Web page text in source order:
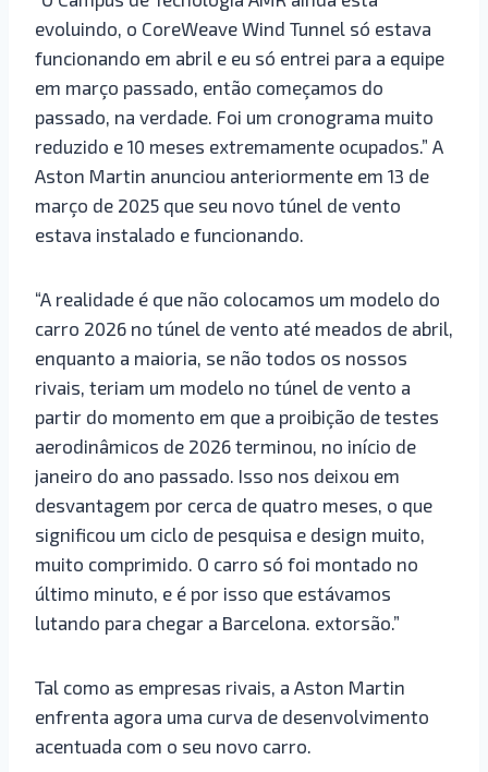
evoluindo, o CoreWeave Wind Tunnel só estava
funcionando em abril e eu só entrei para a equipe
em março passado, então começamos do
passado, na verdade. Foi um cronograma muito
reduzido e 10 meses extremamente ocupados.” A
Aston Martin anunciou anteriormente em 13 de
março de 2025 que seu novo túnel de vento
estava instalado e funcionando.
“A realidade é que não colocamos um modelo do
carro 2026 no túnel de vento até meados de abril,
enquanto a maioria, se não todos os nossos
rivais, teriam um modelo no túnel de vento a
partir do momento em que a proibição de testes
aerodinâmicos de 2026 terminou, no início de
janeiro do ano passado. Isso nos deixou em
desvantagem por cerca de quatro meses, o que
significou um ciclo de pesquisa e design muito,
muito comprimido. O carro só foi montado no
último minuto, e é por isso que estávamos
lutando para chegar a Barcelona. extorsão.”
Tal como as empresas rivais, a Aston Martin
enfrenta agora uma curva de desenvolvimento
acentuada com o seu novo carro.